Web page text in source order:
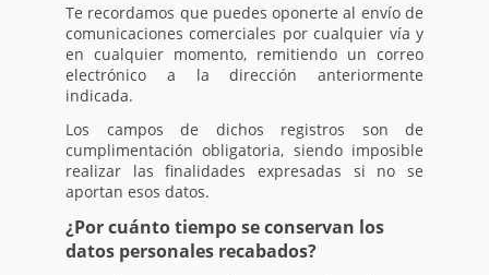
Te recordamos que puedes oponerte al envío de
comunicaciones comerciales por cualquier vía y
en cualquier momento, remitiendo un correo
electrónico a la dirección anteriormente
indicada.
Los campos de dichos registros son de
cumplimentación obligatoria, siendo imposible
realizar las finalidades expresadas si no se
aportan esos datos.
¿Por cuánto tiempo se conservan los
datos personales recabados?